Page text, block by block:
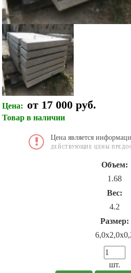
Цена: от 17 000 руб.
Товар в наличии
Цена является
ДЕЙСТВУЮЩИЕ ЦЕНЫ
Объем:
1.68
Вес:
4.2
Размер:
шт.